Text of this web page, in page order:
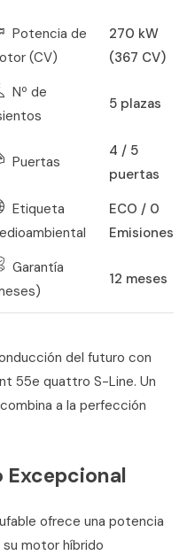
Potencia de
(CV)
270 kW
(367 CV)
Nº de
5 plazas
Puertas
4 / 5
puertas
Etiqueta
ECO / 0
Emisiones
Garantía
12 meses
del futuro con
55e quattro S-Line. Un
a la perfección
Excepcional
ofrece una potencia
motor híbrido